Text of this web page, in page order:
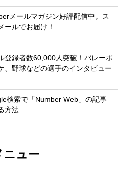
メールマガジン好評配信中。ス
ールでお届け！
登録者数60,000人突破！バレーボ
、野球などの選手のインタビュー
検索で「Number Web」の記事
方法
ニュー